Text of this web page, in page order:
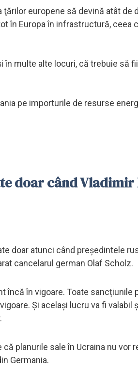
europene să devină atât de
în Europa în infrastructură, ceea
în multe alte locuri, că trebuie să
pe importurile de resurse
doar când Vladimir
doar atunci când președintele
cancelarul german Olaf Scholz.
încă în vigoare. Toate sancțiunile
Și același lucru va fi valabil
planurile sale în Ucraina nu vor
Germania.